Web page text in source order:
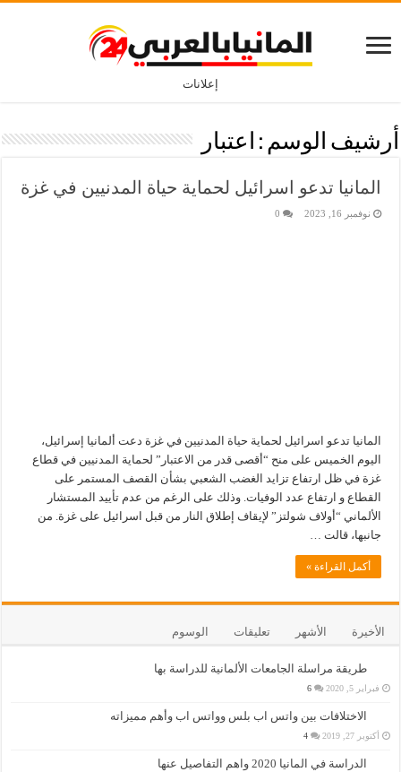
إعلانات
أرشيف الوسم : اعتبار
المانيا تدعو اسرائيل لحماية حياة المدنيين في غزة
نوفمبر 16, 2023 0
المانيا تدعو اسرائيل لحماية حياة المدنيين في غزة دعت ألمانيا إسرائيل،
اليوم الخميس على منح “أقصى قدر من الاعتبار” لحماية المدنيين في قطاع
غزة في ظل ارتفاع تزايد الغضب الشعبي بشأن القصف المستمر على
القطاع و ارتفاع عدد الوفيات. وذلك على الرغم من عدم تأييد المستشار
الألماني “أولاف شولتز” لإيقاف إطلاق النار من قبل اسرائيل على غزة. من
جانبها، قالت …
أكمل القراءة »
الأخيرة الأشهر تعليقات الوسوم
طريقة مراسلة الجامعات الألمانية للدراسة بها
فبراير 5, 2020 6
الاختلافات بين واتس اب بلس وواتس اب وأهم مميزاته
أكتوبر 27, 2019 4
الدراسة في المانيا 2020 واهم التفاصيل عنها